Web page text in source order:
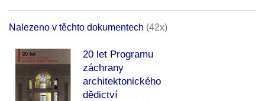
Nalezeno v těchto dokumentech (42x)
20 let Programu
záchrany
architektonického
dědictví